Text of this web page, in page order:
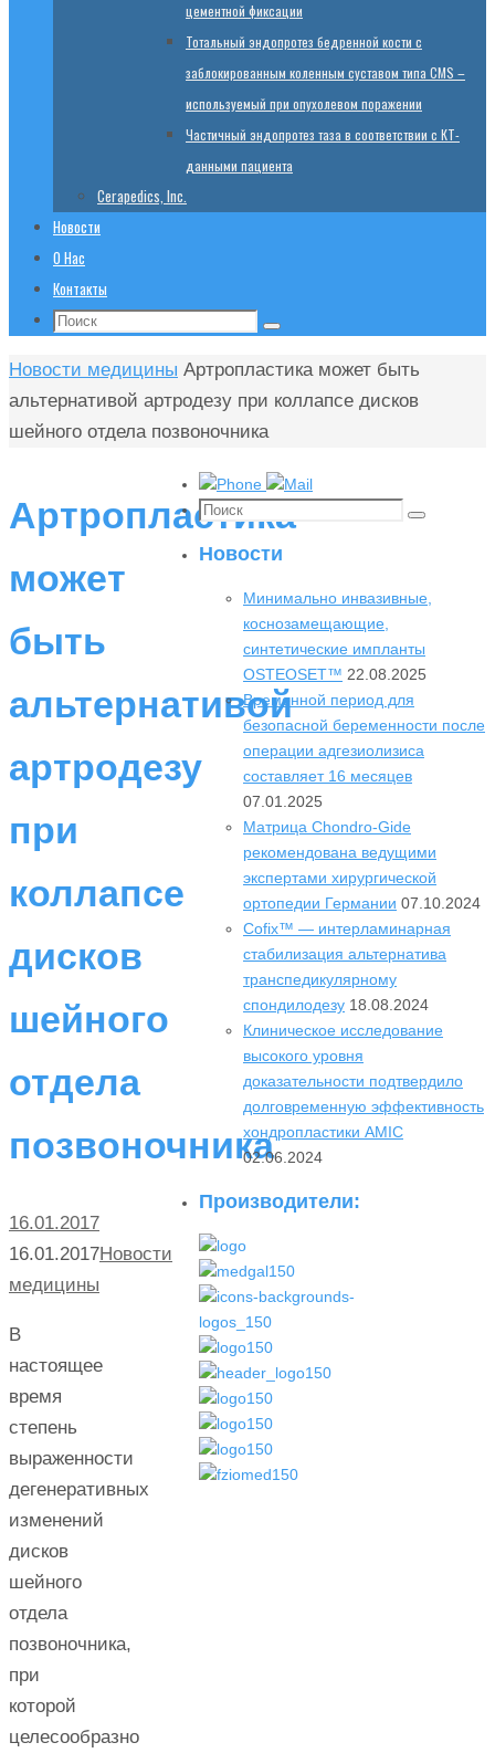
цементной фиксации
Тотальный эндопротез бедренной кости с
заблокированным коленным суставом типа CMS –
используемый при опухолевом поражении
Частичный эндопротез таза в соответствии с КТ-
данными пациента
Cerapedics, Inc.
Новости
О Нас
Контакты
Поиск:
Поиск
Главная
Новости медицины Артропластика может быть
альтернативой артродезу при коллапсе дисков
шейного отдела позвоночника
Артропластика
может
быть
альтернативой
артродезу
при
коллапсе
дисков
шейного
отдела
позвоночника
16.01.2017
16.01.2017Новости
медицины
В
настоящее
время
степень
выраженности
дегенеративных
изменений
дисков
шейного
отдела
позвоночника,
при
которой
целесообразно
Поиск:
Поиск
Новости
Минимально инвазивные,
коснозамещающие,
синтетические импланты
OSTEOSET™ 22.08.2025
Временной период для
безопасной беременности после
операции адгезиолизиса
составляет 16 месяцев
07.01.2025
Матрица Chondro-Gide
рекомендована ведущими
экспертами хирургической
ортопедии Германии 07.10.2024
Cofix™ — интерламинарная
стабилизация альтернатива
транспедикулярному
спондилодезу 18.08.2024
Клиническое исследование
высокого уровня
доказательности подтвердило
долговременную эффективность
хондропластики AMIC
02.06.2024
Производители: